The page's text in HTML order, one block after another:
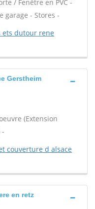
/ Fenêtre en PVC -
garage - Stores -
ets dutour rene
Gerstheim
(Extension
-
couverture d alsace
en retz